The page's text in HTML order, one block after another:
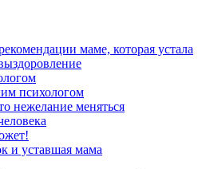
маме, которая устала
психологом
нежелание меняться
и уставшая мама